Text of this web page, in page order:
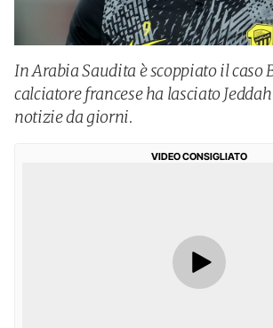
In Arabia Saudita è scoppiato il caso
calciatore francese ha lasciato
notizie da giorni.
VIDEO CONSIGLIATO